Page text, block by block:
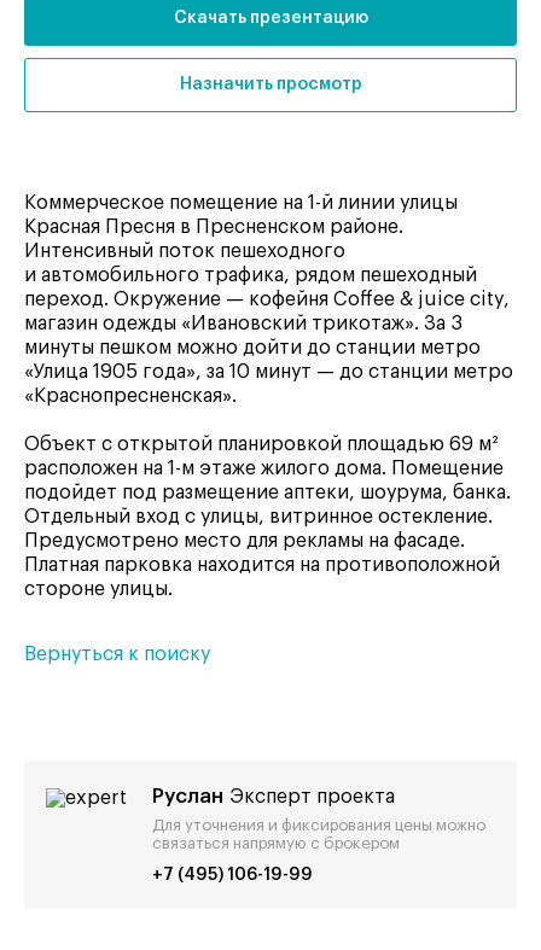
Скачать презентацию
Назначить просмотр
Коммерческое помещение на 1-й линии улицы
Красная Пресня в Пресненском районе.
Интенсивный поток пешеходного
и автомобильного трафика, рядом пешеходный
переход. Окружение — кофейня Coffee & juice city,
магазин одежды «Ивановский трикотаж». За 3
минуты пешком можно дойти до станции метро
«Улица 1905 года», за 10 минут — до станции метро
«Краснопресненская».
Объект с открытой планировкой площадью 69 м²
расположен на 1-м этаже жилого дома. Помещение
подойдет под размещение аптеки, шоурума, банка.
Отдельный вход с улицы, витринное остекление.
Предусмотрено место для рекламы на фасаде.
Платная парковка находится на противоположной
стороне улицы.
Вернуться к поиску
Руслан Эксперт проекта
Для уточнения и фиксирования цены можно
связаться напрямую с брокером
+7 (495) 106-19-99